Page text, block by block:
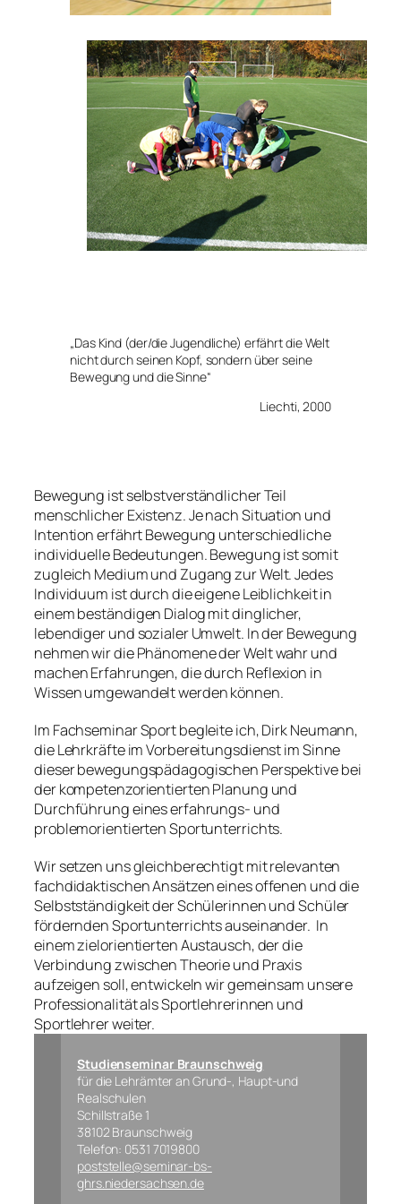
„Das Kind (der/die Jugendliche) erfährt die Welt
nicht durch seinen Kopf, sondern über seine
Bewegung und die Sinne“
Liechti, 2000
Bewegung ist selbstverständlicher Teil
menschlicher Existenz. Je nach Situation und
Intention erfährt Bewegung unterschiedliche
individuelle Bedeutungen. Bewegung ist somit
zugleich Medium und Zugang zur Welt. Jedes
Individuum ist durch die eigene Leiblichkeit in
einem beständigen Dialog mit dinglicher,
lebendiger und sozialer Umwelt. In der Bewegung
nehmen wir die Phänomene der Welt wahr und
machen Erfahrungen, die durch Reflexion in
Wissen umgewandelt werden können.
Im Fachseminar Sport begleite ich, Dirk Neumann,
die Lehrkräfte im Vorbereitungsdienst im Sinne
dieser bewegungspädagogischen Perspektive bei
der kompetenzorientierten Planung und
Durchführung eines erfahrungs- und
problemorientierten Sportunterrichts.
Wir setzen uns gleichberechtigt mit relevanten
fachdidaktischen Ansätzen eines offenen und die
Selbstständigkeit der Schülerinnen und Schüler
fördernden Sportunterrichts auseinander. In
einem zielorientierten Austausch, der die
Verbindung zwischen Theorie und Praxis
aufzeigen soll, entwickeln wir gemeinsam unsere
Professionalität als Sportlehrerinnen und
Sportlehrer weiter.
Studienseminar Braunschweig
für die Lehrämter an Grund-, Haupt-und
Realschulen
Schillstraße 1
38102 Braunschweig
Telefon: 0531 7019800
poststelle@seminar-bs-
ghrs.niedersachsen.de